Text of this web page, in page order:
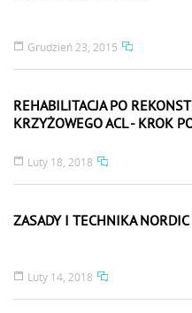
Grudzień 23, 2015
REHABILITACJA PO
KRZYŻOWEGO ACL - KROK
Luty 18, 2018
ZASADY I TECHNIKA
Luty 14, 2018